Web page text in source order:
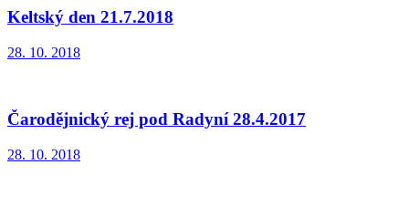
Keltský den 21.7.2018
28. 10. 2018
Čarodějnický rej pod Radyní 28.4.2017
28. 10. 2018